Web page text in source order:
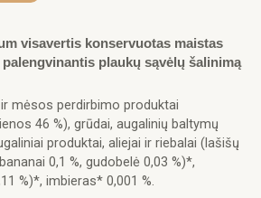
visavertis konservuotas maistas
plaukų sąvėlų šalinimą
mėsos perdirbimo produktai
46 %), grūdai, augalinių baltymų
produktai, aliejai ir riebalai (lašišų
0,1 %, gudobelė 0,03 %)*,
%)*, imbieras* 0,001 %.